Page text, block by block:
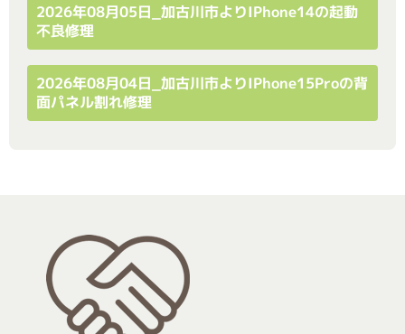
2026年08月05日_加古川市よりiPhone14の起動
不良修理
2026年08月04日_加古川市よりiPhone15Proの背
面パネル割れ修理